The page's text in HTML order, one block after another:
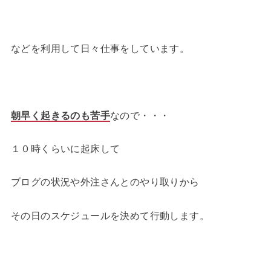
などを利用して日々仕事をしています。
朝早く起きるのも苦手なので・・・
１０時くらいに起床して
ブログの状況や外注さんとのやり取りから
その日のスケジュールを決めて行動します。